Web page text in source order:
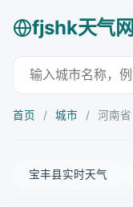
fjshk天气网
首页 / 城市 / 河南省
宝丰县实时天气